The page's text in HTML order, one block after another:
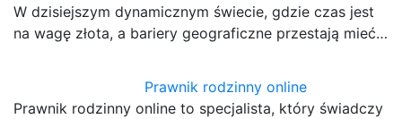
W dzisiejszym dynamicznym świecie, gdzie czas jest
na wagę złota, a bariery geograficzne przestają mieć…
Prawnik rodzinny online
Prawnik rodzinny online to specjalista, który świadczy